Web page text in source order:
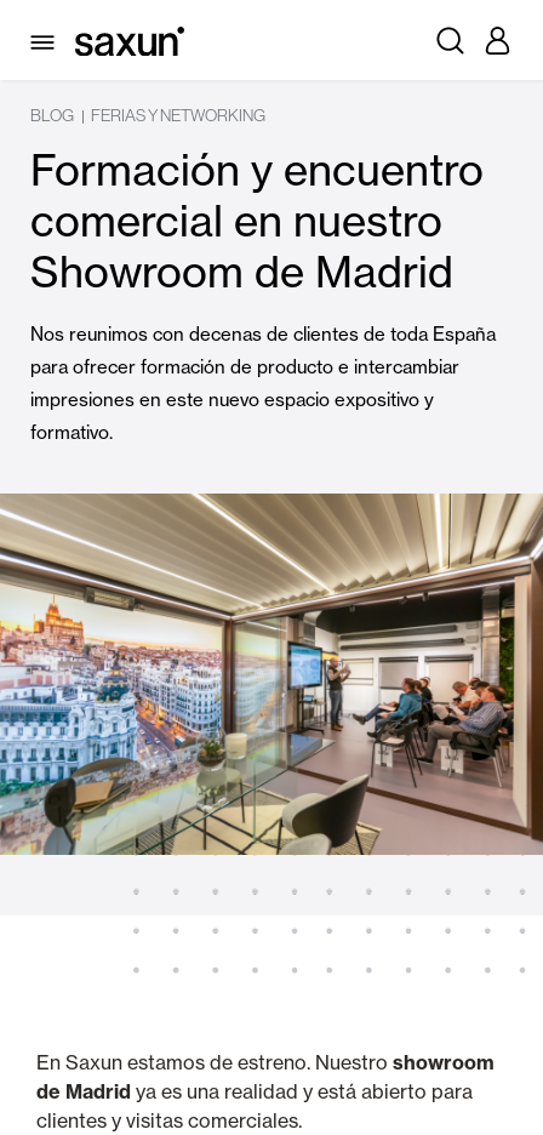
BLOG | FERIAS Y NETWORKING
Formación y encuentro
comercial en nuestro
Showroom de Madrid
Nos reunimos con decenas de clientes de toda España
para ofrecer formación de producto e intercambiar
impresiones en este nuevo espacio expositivo y
formativo.
En Saxun estamos de estreno. Nuestro showroom
de Madrid ya es una realidad y está abierto para
clientes y visitas comerciales.